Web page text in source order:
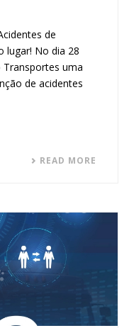
de
lugar! No dia 28
uma
de acidentes
READ MORE